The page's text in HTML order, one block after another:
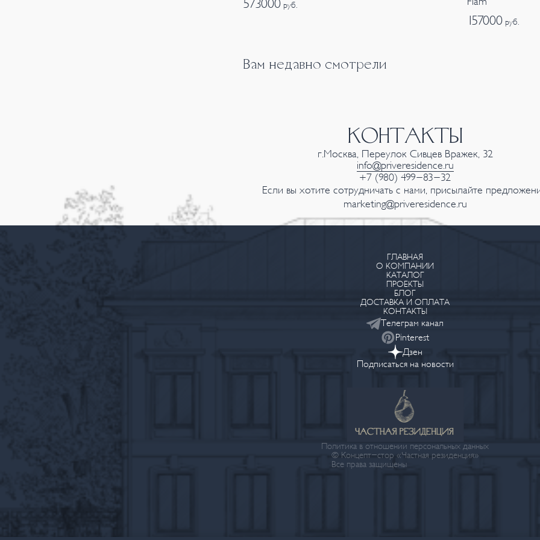
573000руб.
157000 руб.
Вам недавно смотрели
КОНТАКТЫ
г.Москва, Переулок Сивцев Вражек, 32
info@priveresidence.ru
+7 (980) 499-83-32
Если вы хотите сотрудничать с нами, присылайте
marketing@priveresidence.ru
ГЛАВНАЯ
О КОМПАНИИ
КАТАЛОГ
ПРОЕКТЫ
БЛОГ
ДОСТАВКА И ОПЛАТА
КОНТАКТЫ
Телеграм канал
Pinterest
Дзен
Подписаться на новости
Политика в отношении персональных данных
© Концепт-стор «Частная резиденция»
Все права защищены